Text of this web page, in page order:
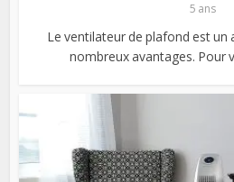
5 ans
Le ventilateur de plafond est un
nombreux avantages. Pour